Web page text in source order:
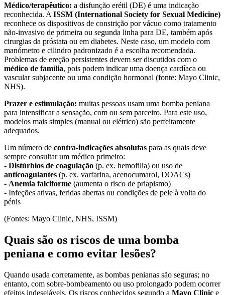
Médico/terapêutico: a disfunção erétil (DE) é uma indicação
reconhecida. A ISSM (International Society for Sexual Medicine)
reconhece os dispositivos de constrição por vácuo como tratamento
não-invasivo de primeira ou segunda linha para DE, também após
cirurgias da próstata ou em diabetes. Neste caso, um modelo com
manómetro e cilindro padronizado é a escolha recomendada.
Problemas de ereção persistentes devem ser discutidos com o
médico de família, pois podem indicar uma doença cardíaca ou
vascular subjacente ou uma condição hormonal (fonte: Mayo Clinic,
NHS).
Prazer e estimulação: muitas pessoas usam uma bomba peniana
para intensificar a sensação, com ou sem parceiro. Para este uso,
modelos mais simples (manual ou elétrico) são perfeitamente
adequados.
Um número de contra-indicações absolutas para as quais deve
sempre consultar um médico primeiro:
- Distúrbios de coagulação (p. ex. hemofilia) ou uso de
anticoagulantes (p. ex. varfarina, acenocumarol, DOACs)
- Anemia falciforme (aumenta o risco de priapismo)
- Infeções ativas, feridas abertas ou condições de pele à volta do
pénis
(Fontes: Mayo Clinic, NHS, ISSM)
Quais são os riscos de uma bomba
peniana e como evitar lesões?
Quando usada corretamente, as bombas penianas são seguras; no
entanto, com sobre-bombeamento ou uso prolongado podem ocorrer
efeitos indesejáveis. Os riscos conhecidos segundo a Mayo Clinic e